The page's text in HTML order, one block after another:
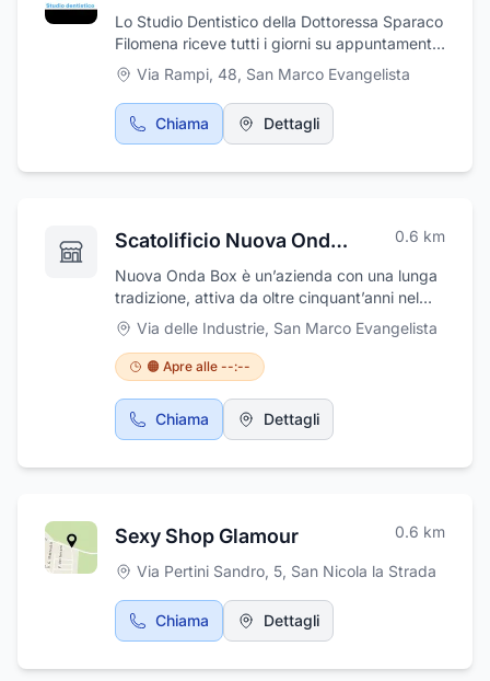
rappresenta per la nostra Azienda un target
di sicuro interesse. Grazie alla crescita
continua delle collaborazioni instaurate con
sviluppare un'area di consulenza aziendale
per quanto concerne la progettazione
Lo Studio Dentistico della Dottoressa Sparaco
Filomena riceve tutti i giorni su appuntamento,
dal lunedì al venerdì, nella sede di San Marco
Evangelista, in provincia di Caserta, in via
Rampi, 48. Lo studio si occupa di ortodonzia
e odontoiatria, trattando ogni problema con la
ai pazienti la soluzione più opportuna e
salute di denti e gengive.
Via Rampi, 48, San Marco Evangelista
Chiama Dettagli
Scatolificio Nuova Onda Box 0.6 km
Nuova Onda Box è un’azienda con una lunga
tradizione, attiva da oltre cinquant’anni nel
settore della trasformazione del cartone
ondulato; è specializzata nella produzione di
scatole americane, tramezzi e fustellati,
offrendo soluzioni di imballaggio robuste,
funzionali e personalizzate per diversi ambiti
produttivi. Oggi alla guida c’è la quinta
radicata e di una costante evoluzione
esperienza, tecnologie all’avanguardia e
passione per il proprio lavoro, Nuova Onda
Box si propone come partner affidabile per
rispondere in modo flessibile ed efficiente alle
sfide del mercato attuale.
Via delle Industrie, San Marco Evangelista
🟠 Apre alle --:--
Chiama Dettagli
Sexy Shop Glamour 0.6 km
Via Pertini Sandro, 5, San Nicola la Strada
Chiama Dettagli